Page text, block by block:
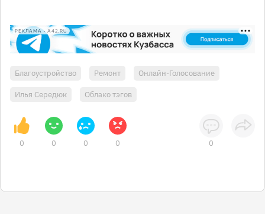
РЕКЛАМА • A42.RU
Благоустройство Ремонт Онлайн-Голосование
Илья Середюк Облако тэгов
0 0 0 0 0